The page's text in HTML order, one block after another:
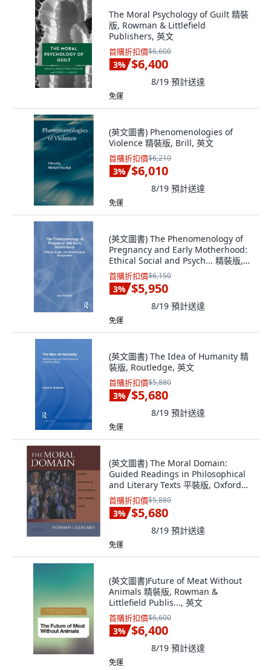
The Moral Psychology of Guilt 精裝
版, Rowman & Littlefield
Publishers, 英文
首購折扣價$6,600
3% $6,400
8/19 預計送達
免運
(英文圖書) Phenomenologies of
Violence 精裝版, Brill, 英文
首購折扣價$6,210
3% $6,010
8/19 預計送達
免運
(英文圖書) The Phenomenology of
Pregnancy and Early Motherhood:
Ethical Social and Psych... 精裝版,
Routledge, 英文
首購折扣價$6,150
3% $5,950
8/19 預計送達
免運
(英文圖書) The Idea of Humanity 精
裝版, Routledge, 英文
首購折扣價$5,880
3% $5,680
8/19 預計送達
免運
(英文圖書) The Moral Domain:
Guided Readings in Philosophical
and Literary Texts 平裝版, Oxford
University Press, USA, 英文
首購折扣價$5,880
3% $5,680
8/19 預計送達
免運
(英文圖書)Future of Meat Without
Animals 精裝版, Rowman &
Littlefield Publis..., 英文
首購折扣價$6,600
3% $6,400
8/19 預計送達
免運